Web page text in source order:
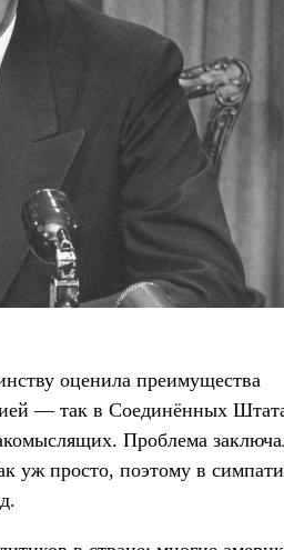
оценила преимущества
— так в Соединённых
Проблема
уж просто, поэтому в